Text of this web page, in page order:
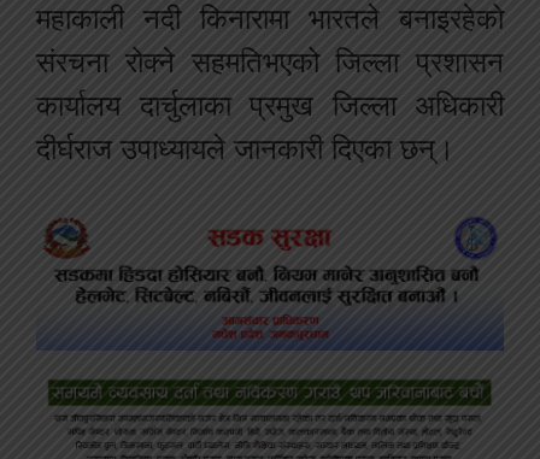
महाकाली नदी किनारामा भारतले बनाइरहेको
संरचना रोक्ने सहमतिभएको जिल्ला प्रशासन
कार्यालय दार्चुलाका प्रमुख जिल्ला अधिकारी
दीर्घराज उपाध्यायले जानकारी दिएका छन्।